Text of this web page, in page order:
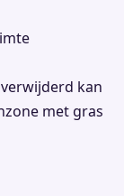
kan
met gras